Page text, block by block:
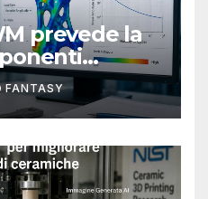
prevede la
in 3D
FANTASY